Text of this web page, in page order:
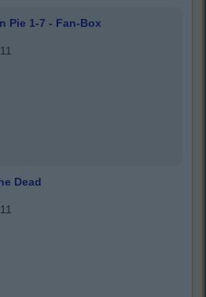
Pie 1-7 - Fan-Box
Dead